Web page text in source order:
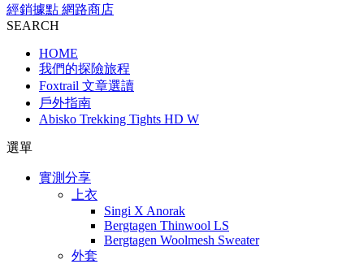
經銷據點 網路商店
SEARCH
HOME
我們的探險旅程
Foxtrail 文章選讀
戶外指南
Abisko Trekking Tights HD W
選單
實測分享
上衣
Singi X Anorak
Bergtagen Thinwool LS
Bergtagen Woolmesh Sweater
外套